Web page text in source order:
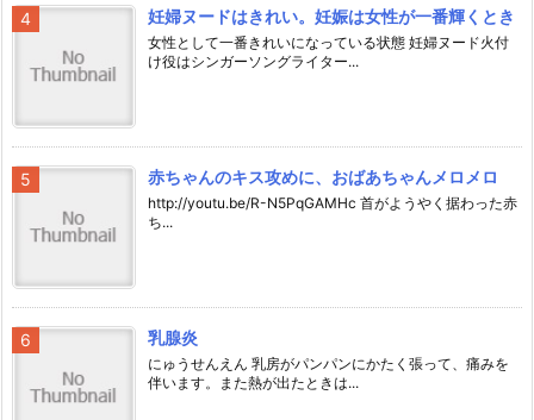
妊婦ヌードはきれい。妊娠は女性が一番輝くとき
女性として一番きれいになっている状態 妊婦ヌード火付
け役はシンガーソングライター...
赤ちゃんのキス攻めに、おばあちゃんメロメロ
http://youtu.be/R-N5PqGAMHc 首がようやく据わった赤
ち...
乳腺炎
にゅうせんえん 乳房がパンパンにかたく張って、痛みを
伴います。また熱が出たときは...